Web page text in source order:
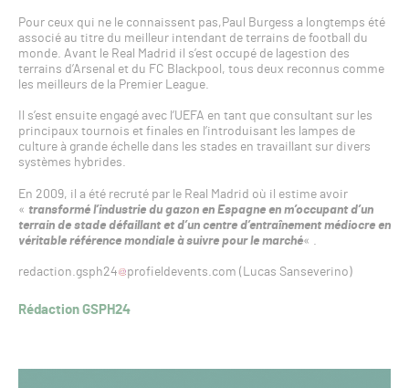
Pour ceux qui ne le connaissent pas,Paul Burgess a longtemps été
associé au titre du meilleur intendant de terrains de football du
monde. Avant le Real Madrid il s’est occupé de lagestion des
terrains d’Arsenal et du FC Blackpool, tous deux reconnus comme
les meilleurs de la Premier League.
Il s’est ensuite engagé avec l’UEFA en tant que consultant sur les
principaux tournois et finales en l’introduisant les lampes de
culture à grande échelle dans les stades en travaillant sur divers
systèmes hybrides.
En 2009, il a été recruté par le Real Madrid où il estime avoir
« transformé l’industrie du gazon en Espagne en m’occupant d’un
terrain de stade défaillant et d’un centre d’entraînement médiocre en
véritable référence mondiale à suivre pour le marché« .
redaction.gsph24 profieldevents.com (Lucas Sanseverino)
Rédaction GSPH24